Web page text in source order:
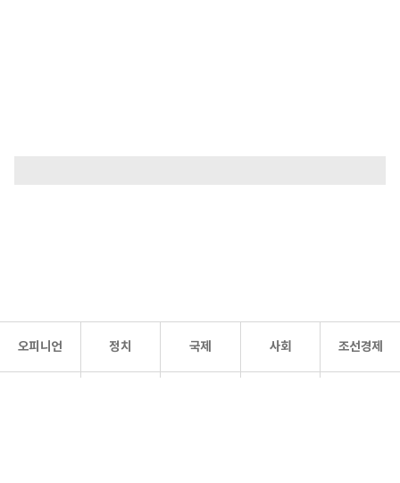
오피니언 정치 국제 사회 조선경제